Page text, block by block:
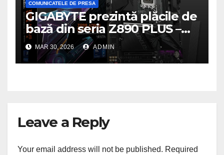
COMUNICATELE DE PRESA
GIGABYTE prezintă plăcile de
bază din seria Z890 PLUS –
performanță de ultimă
generație la un nou nivel
MAR 30, 2026 ADMIN
Leave a Reply
Your email address will not be published. Required